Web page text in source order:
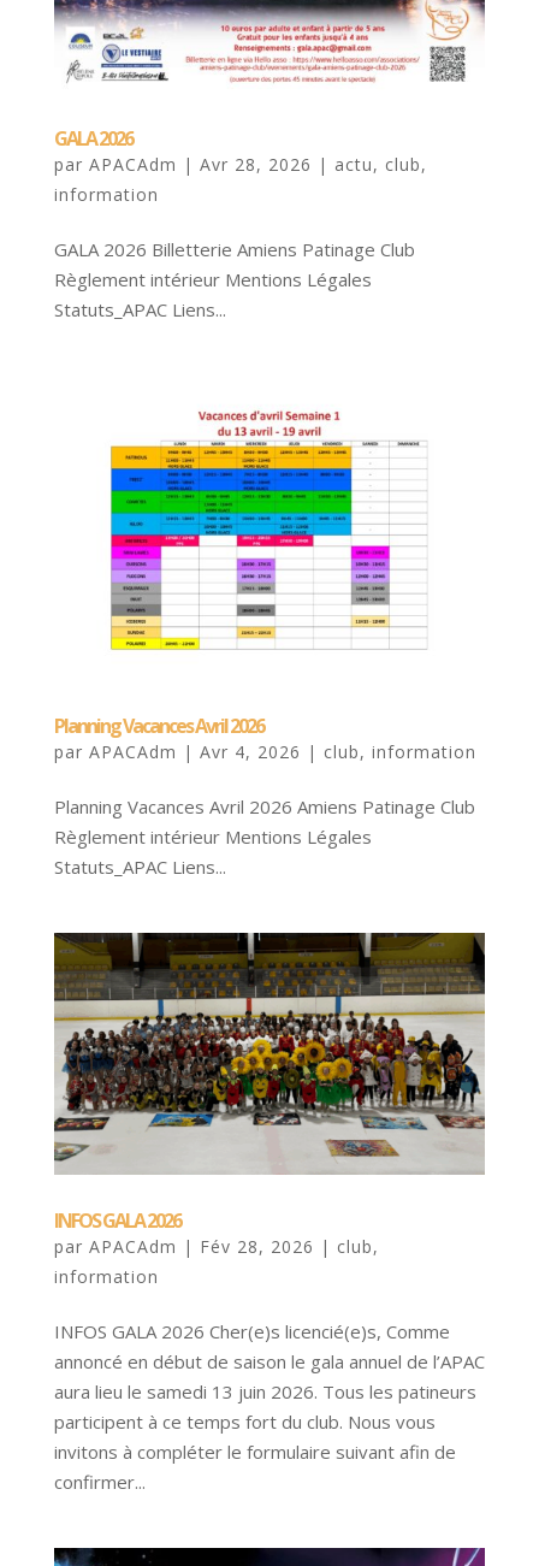
GALA 2026
par APACAdm | Avr 28, 2026 | actu, club,
information
GALA 2026 Billetterie Amiens Patinage Club
Règlement intérieur Mentions Légales
Statuts_APAC Liens...
Planning Vacances Avril 2026
par APACAdm | Avr 4, 2026 | club, information
Planning Vacances Avril 2026 Amiens Patinage Club
Règlement intérieur Mentions Légales
Statuts_APAC Liens...
INFOS GALA 2026
par APACAdm | Fév 28, 2026 | club,
information
INFOS GALA 2026 Cher(e)s licencié(e)s, Comme
annoncé en début de saison le gala annuel de l’APAC
aura lieu le samedi 13 juin 2026. Tous les patineurs
participent à ce temps fort du club. Nous vous
invitons à compléter le formulaire suivant afin de
confirmer...